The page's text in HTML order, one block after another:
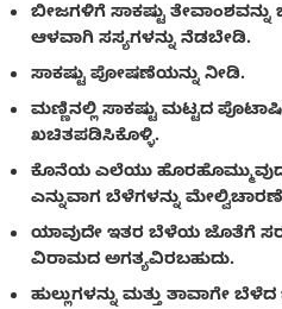
ಬೀಜಗಳಿಗೆ ಸಾಕಷ್ಟು
ಆಳವಾಗಿ ಸಸ್ಯಗಳನ್ನು ನೆಡಬೇಡಿ.
ಸಾಕಷ್ಟು ಪೋಷಣೆಯನ್ನು ನೀಡಿ.
ಮಣ್ಣಿನಲ್ಲಿ ಸಾಕಷ್ಟು ಮಟ್ಟದ
ಖಚಿತಪಡಿಸಿಕೊಳ್ಳಿ.
ಕೊನೆಯ ಎಲೆಯು
ಎನ್ನುವಾಗ ಬೆಳೆಗಳನ್ನು
ಯಾವುದೇ ಇತರ ಬೆಳೆಯ ಜೊತೆಗೆ
ವಿರಾಮದ ಅಗತ್ಯವಿರಬಹುದು.
ಹುಲ್ಲುಗಳನ್ನು ಮತ್ತು ತಾವಾಗೇ